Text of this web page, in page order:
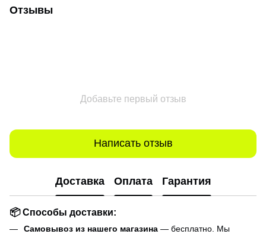
Отзывы
Добавьте первый отзыв
Написать отзыв
Доставка Оплата Гарантия
📦 Способы доставки:
Самовывоз из нашего магазина — бесплатно. Мы